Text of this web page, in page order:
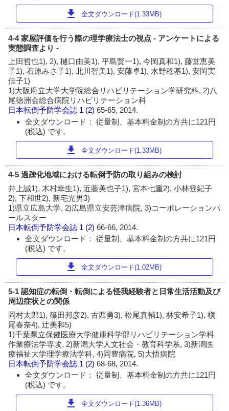
download 全文ダウンロード(1.33MB)
4-4 家屋評価を行う際の理学療法士の視点 - アンケートによる
実態調査より -
上田哲也1), 2), 樋口由美1), 平島賢一1), 今岡真和1), 藤堂恵美
子1), 石原みさ子1), 北川智美1), 安藤卓1), 水野稔基1), 安岡実
佳子1)
1)大阪府立大学大学院総合リハビリテーション学研究科, 2)八
尾徳洲会総合病院リハビリテーション科
日本転倒予防学会誌 1 (2)65-65, 2014.
全文ダウンロード： 従量制、基本料金制の方共に121円
(税込) です。
download 全文ダウンロード(1.33MB)
4-5 過疎化地域における転倒予防の取り組みの検討
井上誠1), 木村幸生1), 近藤美也子1), 宮本七重2), 小林登紀子
2), 下和世2), 新宅光男3)
1)県立広島大学, 2)広島県立安芸津病院, 3)コーポレーションパ
ールスター
日本転倒予防学会誌 1 (2)66-66, 2014.
全文ダウンロード： 従量制、基本料金制の方共に121円
(税込) です。
download 全文ダウンロード(1.02MB)
5-1 認知症の転倒・転倒による怪我経験者と日常生活活動及び
周辺症状との関係
岡村太郎1), 篠田邦彦2), 古西勇3), 松尾真輔1), 林安希子1), 槇
尾春奈4), 辻美和5)
1)千葉県立保健医療大学健康科学部リハビリテーション学科
作業療法学専攻, 2)新潟大学人文社会・教育科学系, 3)新潟医
療福祉大学理学療法学科, 4)岡豊病院, 5)大悟病院
日本転倒予防学会誌 1 (2)68-68, 2014.
全文ダウンロード： 従量制、基本料金制の方共に121円
(税込) です。
download 全文ダウンロード(1.36MB)